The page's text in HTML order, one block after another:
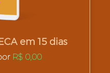
em 15 dias
R$ 0,00